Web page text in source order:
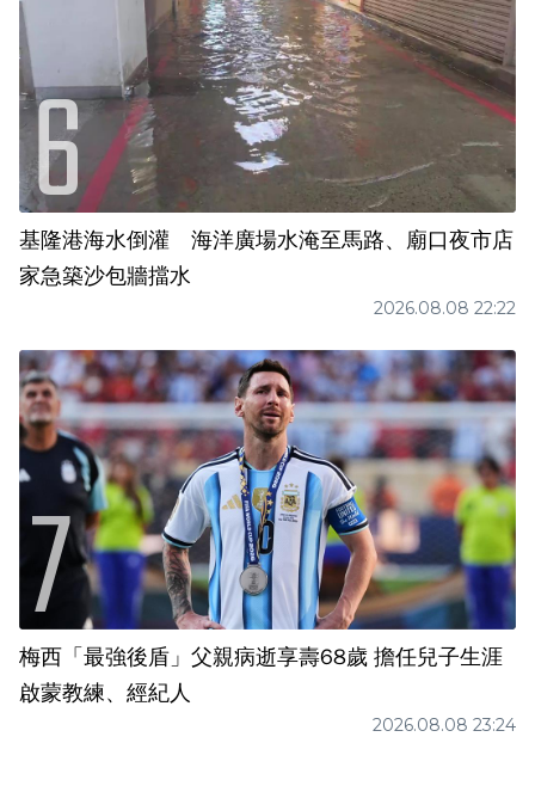
基隆港海水倒灌 海洋廣場水淹至馬路、廟口夜市店
家急築沙包牆擋水
2026.08.08 22:22
梅西「最強後盾」父親病逝享壽68歲 擔任兒子生涯
啟蒙教練、經紀人
2026.08.08 23:24